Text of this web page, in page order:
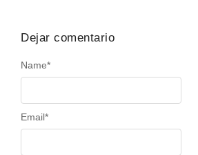
Dejar comentario
Name*
Email*